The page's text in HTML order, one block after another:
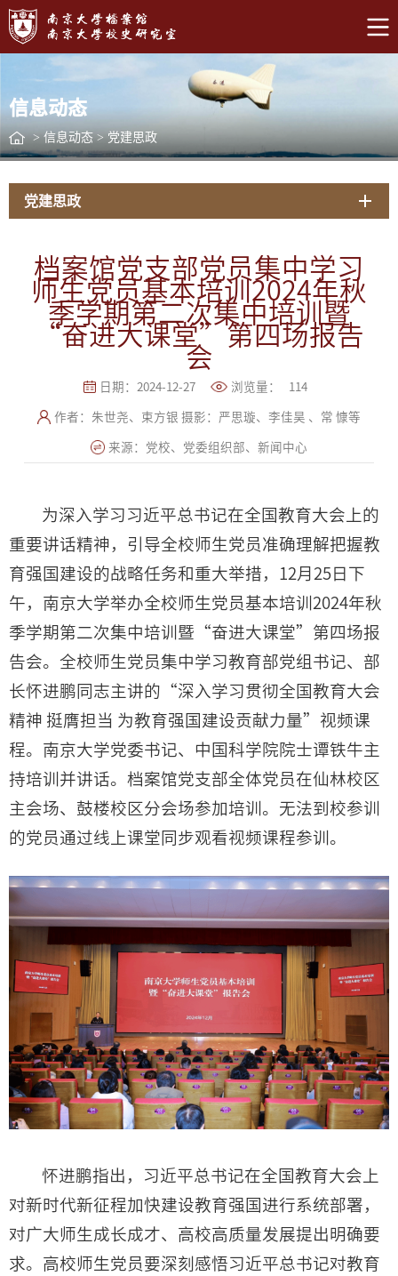
信息动态
> 信息动态 > 党建思政
党建思政
档案馆党支部党员集中学习
师生党员基本培训2024年秋
季学期第二次集中培训暨
“奋进大课堂”第四场报告
会
日期：2024-12-27 浏览量： 114
作者：朱世尧、束方银 摄影：严思璇、李佳昊 、常 慷等
来源：党校、党委组织部、新闻中心
为深入学习习近平总书记在全国教育大会上的
重要讲话精神，引导全校师生党员准确理解把握教
育强国建设的战略任务和重大举措，12月25日下
午，南京大学举办全校师生党员基本培训2024年秋
季学期第二次集中培训暨“奋进大课堂”第四场报
告会。全校师生党员集中学习教育部党组书记、部
长怀进鹏同志主讲的“深入学习贯彻全国教育大会
精神 挺膺担当 为教育强国建设贡献力量”视频课
程。南京大学党委书记、中国科学院院士谭铁牛主
持培训并讲话。 档案馆党支部全体党员在仙林校区
主会场、鼓楼校区分会场参加培训。无法到校参训
的党员通过线上课堂同步观看视频课程参训。
怀进鹏指出，习近平总书记在全国教育大会上
对新时代新征程加快建设教育强国进行系统部署，
对广大师生成长成才、高校高质量发展提出明确要
求。高校师生党员要深刻感悟习近平总书记对教育